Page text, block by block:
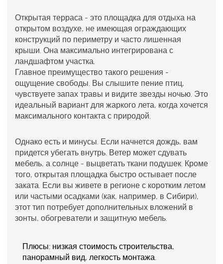
Открытая терраса - это площадка для отдыха на
открытом воздухе, не имеющая ограждающих
конструкций по периметру и часто лишенная
крыши. Она максимально интегрирована с
ландшафтом участка.
Главное преимущество такого решения -
ощущение свободы. Вы слышите пение птиц,
чувствуете запах травы и видите звезды ночью. Это
идеальный вариант для жаркого лета, когда хочется
максимального контакта с природой.
Однако есть и минусы. Если начнется дождь, вам
придется убегать внутрь. Ветер может сдувать
мебель, а солнце - выцветать ткани подушек. Кроме
того, открытая площадка быстро остывает после
заката. Если вы живете в регионе с коротким летом
или частыми осадками (как, например, в Сибири),
этот тип потребует дополнительных вложений в
зонты, обогреватели и защитную мебель.
Плюсы: низкая стоимость строительства,
панорамный вид, легкость монтажа.